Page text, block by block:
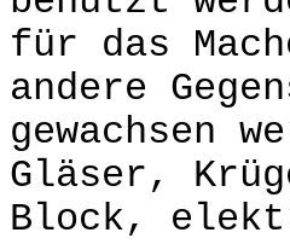
für das
andere
gewachsen
Gläser,
Block,